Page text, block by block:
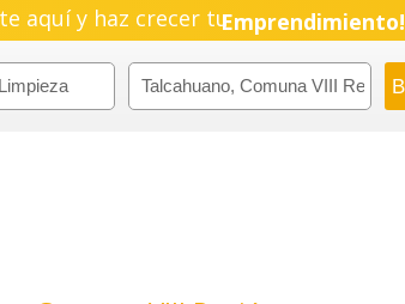
aquí y haz crecer tuEmprendimiento!